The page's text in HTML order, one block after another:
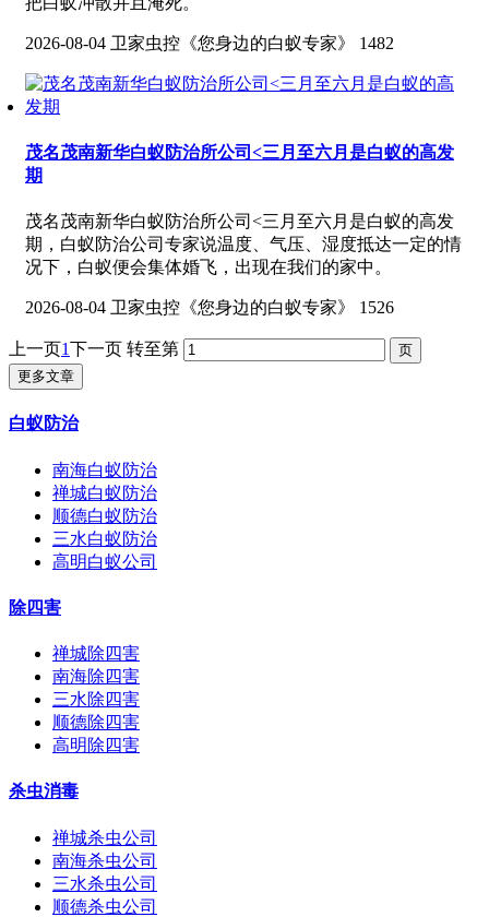
2026-08-04 卫家虫控《您身边的白蚁专家》 1482
茂名茂南新华白蚁防治所公司<三月至六月是白蚁的高发
期
茂名茂南新华白蚁防治所公司<三月至六月是白蚁的高发
期，白蚁防治公司专家说温度、气压、湿度抵达一定的情
况下，白蚁便会集体婚飞，出现在我们的家中。
2026-08-04 卫家虫控《您身边的白蚁专家》 1526
上一页1下一页 转至第
更多文章
白蚁防治
南海白蚁防治
禅城白蚁防治
顺德白蚁防治
三水白蚁防治
高明白蚁公司
除四害
禅城除四害
南海除四害
三水除四害
顺德除四害
高明除四害
杀虫消毒
禅城杀虫公司
南海杀虫公司
三水杀虫公司
顺德杀虫公司